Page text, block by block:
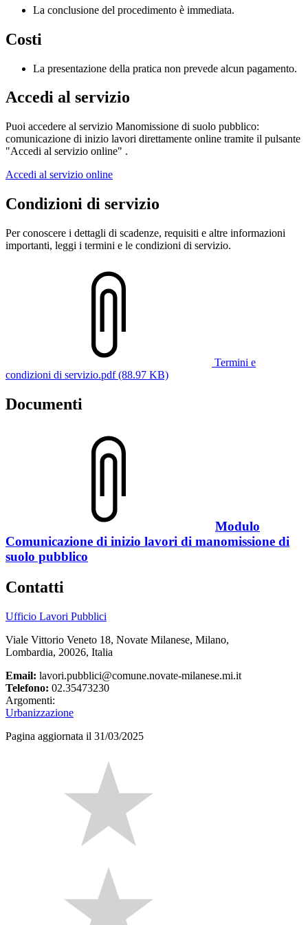
La conclusione del procedimento è immediata.
Costi
La presentazione della pratica non prevede alcun pagamento.
Accedi al servizio
Puoi accedere al servizio Manomissione di suolo pubblico:
comunicazione di inizio lavori direttamente online tramite il pulsante
"Accedi al servizio online" .
Accedi al servizio online
Condizioni di servizio
Per conoscere i dettagli di scadenze, requisiti e altre informazioni
importanti, leggi i termini e le condizioni di servizio.
Termini e
condizioni di servizio.pdf (88.97 KB)
Documenti
Modulo
Comunicazione di inizio lavori di manomissione di
suolo pubblico
Contatti
Ufficio Lavori Pubblici
Viale Vittorio Veneto 18, Novate Milanese, Milano,
Lombardia, 20026, Italia
Email: lavori.pubblici@comune.novate-milanese.mi.it
Telefono: 02.35473230
Argomenti:
Urbanizzazione
Pagina aggiornata il 31/03/2025